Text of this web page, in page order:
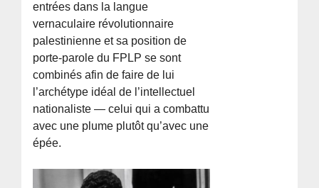
entrées dans la langue
vernaculaire révolutionnaire
palestinienne et sa position de
porte-parole du FPLP se sont
combinés afin de faire de lui
l’archétype idéal de l’intellectuel
nationaliste — celui qui a combattu
avec une plume plutôt qu’avec une
épée.